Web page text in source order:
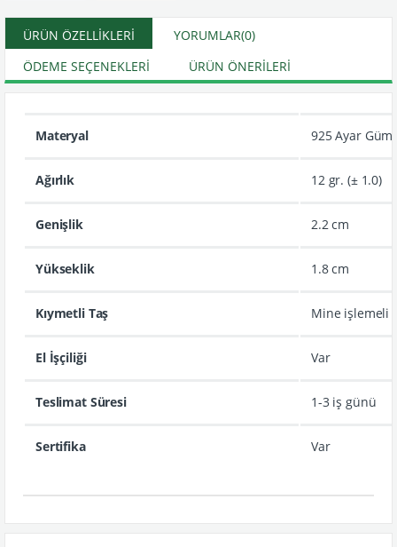
ÜRÜN ÖZELLIKLERI YORUMLAR(0)
ÖDEME SEÇENEKLERI
ÜRÜN ÖNERILERI
Materyal 925 Ayar
Ağırlık 12 gr. (± 1.0)
Genişlik 2.2 cm
Yükseklik 1.8 cm
Kıymetli Taş Mine işlemeli
El İşçiliği Var
Teslimat Süresi 1-3 iş günü
Sertifika Var